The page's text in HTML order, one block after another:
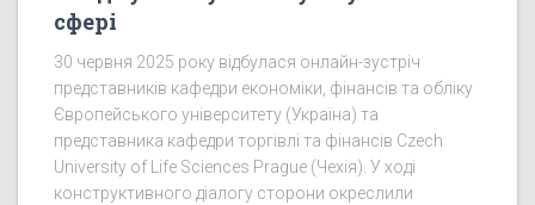
сфері
30 червня 2025 року відбулася онлайн-зустріч
представників кафедри економіки, фінансів та обліку
Європейського університету (Україна) та
представника кафедри торгівлі та фінансів Czech
University of Life Sciences Prague (Чехія). У ході
конструктивного діалогу сторони окреслили